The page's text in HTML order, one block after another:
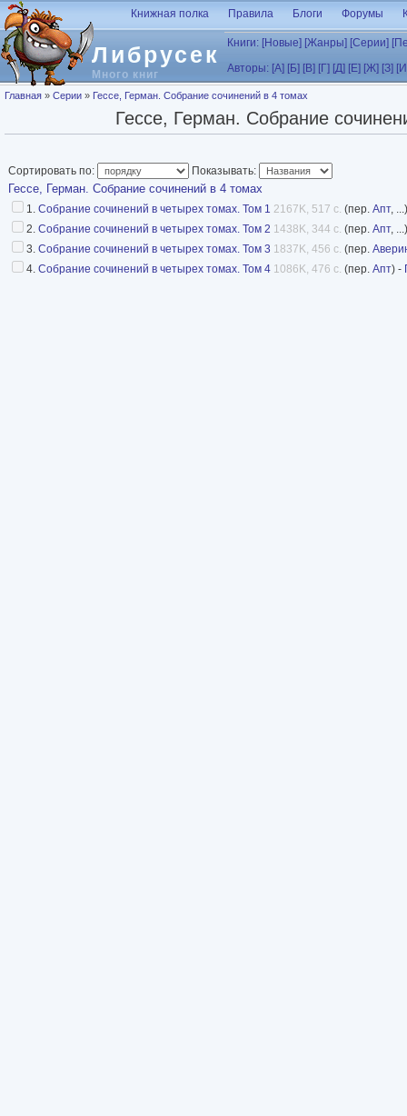
Перейти к основному содержанию
Либрусек
Много книг
Книжная полка Правила Блоги Форумы
Книги: [Новые] [Жанры] [Серии]
Авторы: [А] [Б] [В] [Г] [Д] [Е] [Ж] [З]
Вы здесь
Главная » Серии » Гессе, Герман. Собрание сочинений в 4 томах
Гессе, Герман. Собрание
Сортировать по: Показывать:
Гессе, Герман. Собрание сочинений в 4 томах
1. Собрание сочинений в четырех томах. Том 1 2167K, 517 с. (пер. Апт,
2. Собрание сочинений в четырех томах. Том 2 1438K, 344 с. (пер. Апт,
3. Собрание сочинений в четырех томах. Том 3 1837K, 456 с. (пер.
4. Собрание сочинений в четырех томах. Том 4 1086K, 476 с. (пер. Апт) -